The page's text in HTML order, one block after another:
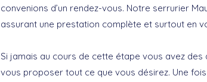
convenions d’un rendez-vous. Notre serrurier
assurant une prestation complète et surtout en
Si jamais au cours de cette étape vous avez
vous proposer tout ce que vous désirez. Une